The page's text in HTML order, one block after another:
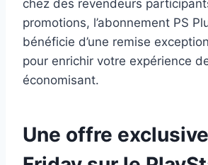
chez des revendeurs
promotions, l’abonnement PS
bénéficie d’une remise
pour enrichir votre expérience
économisant.
Une offre